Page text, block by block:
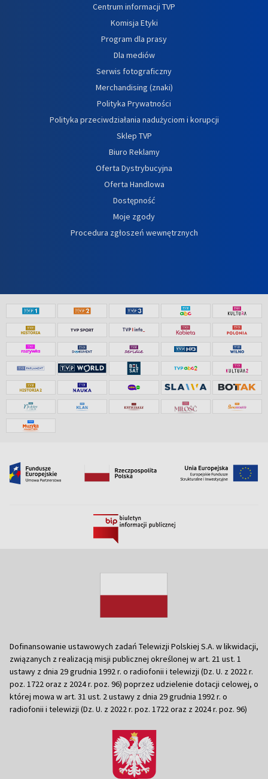
Centrum informacji TVP
Komisja Etyki
Program dla prasy
Dla mediów
Serwis fotograficzny
Merchandising (znaki)
Polityka Prywatności
Polityka przeciwdziałania nadużyciom i korupcji
Sklep TVP
Biuro Reklamy
Oferta Dystrybucyjna
Oferta Handlowa
Dostępność
Moje zgody
Procedura zgłoszeń wewnętrznych
Dofinansowanie ustawowych zadań Telewizji Polskiej S.A. w likwidacji,
związanych z realizacją misji publicznej określonej w art. 21 ust. 1
ustawy z dnia 29 grudnia 1992 r. o radiofonii i telewizji (Dz. U. z 2022 r.
poz. 1722 oraz z 2024 r. poz. 96) poprzez udzielenie dotacji celowej, o
której mowa w art. 31 ust. 2 ustawy z dnia 29 grudnia 1992 r. o
radiofonii i telewizji (Dz. U. z 2022 r. poz. 1722 oraz z 2024 r. poz. 96)